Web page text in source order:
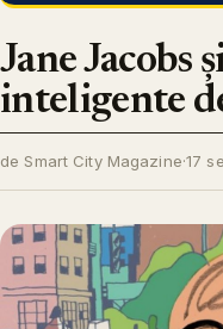
Jane Jacobs
inteligente
de Smart City Magazine·17